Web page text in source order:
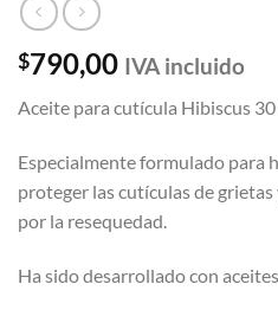
$790,00 IVA incluido
Aceite para cutícula Hibiscus 30
Especialmente formulado para
proteger las cutículas de
por la resequedad.
Ha sido desarrollado con